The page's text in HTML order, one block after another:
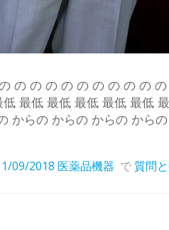
の の の の の の の の の
最低 最低 最低 最低 最低
からの からの からの から
09/2018 医薬品機器 で 質問